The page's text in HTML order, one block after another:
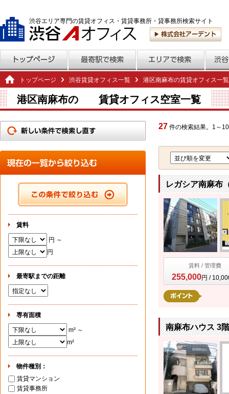
渋谷エリア専門の賃貸オフィス・賃貸事務所・貸事務所検索サイト
トップページ 渋谷賃貸オフィス一覧 港区南麻布の賃貸オフィス一覧
港区南麻布の 賃貸オフィス空室一覧
27 件の検索結果。1～
レガシア南麻布
賃料 / 管理費
255,000円 /
南麻布ハウス 3階
賃料
円 ～
円
最寄駅までの距離
専有面積
m² ～
m²
物件種別：
賃貸マンション
賃貸事務所